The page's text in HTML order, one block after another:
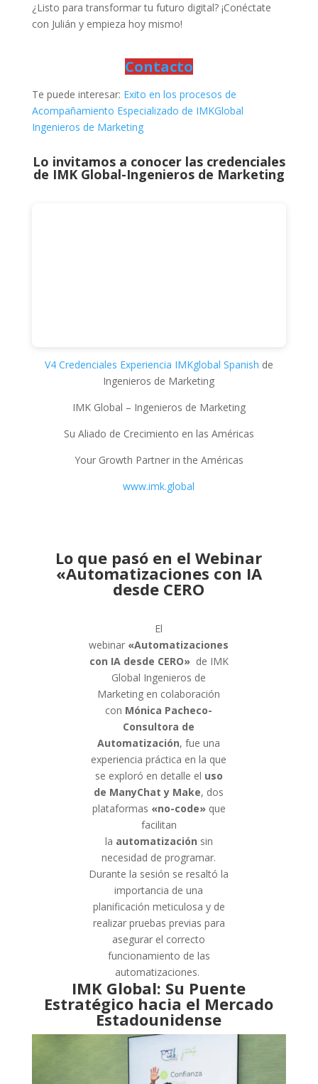
¿Listo para transformar tu futuro digital? ¡Conéctate
con Julián y empieza hoy mismo!
Contacto
Te puede interesar: Exito en los procesos de
Acompañamiento Especializado de IMKGlobal
Ingenieros de Marketing
Lo invitamos a conocer las credenciales
de IMK Global-Ingenieros de Marketing
V4 Credenciales Experiencia IMKglobal Spanish de
Ingenieros de Marketing
IMK Global – Ingenieros de Marketing
Su Aliado de Crecimiento en las Américas
Your Growth Partner in the Américas
www.imk.global
Lo que pasó en el Webinar
«Automatizaciones con IA
desde CERO
El
webinar «Automatizaciones
con IA desde CERO» de IMK
Global Ingenieros de
Marketing en colaboración
con Mónica Pacheco-
Consultora de
Automatización, fue una
experiencia práctica en la que
se exploró en detalle el uso
de ManyChat y Make, dos
plataformas «no-code» que
facilitan
la automatización sin
necesidad de programar.
Durante la sesión se resaltó la
importancia de una
planificación meticulosa y de
realizar pruebas previas para
asegurar el correcto
funcionamiento de las
automatizaciones.
IMK Global: Su Puente
Estratégico hacia el Mercado
Estadounidense